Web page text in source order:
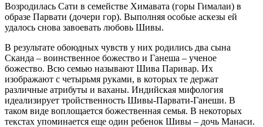
Возродилась Сати в семействе Химавата (горы Гималаи) в
образе Парвати (дочери гор). Выполняя особые аскезы ей
удалось снова завоевать любовь Шивы.
В результате обоюдных чувств у них родились два сына
Сканда – воинственное божество и Ганеша – ученое
божество. Всю семью называют Шива Паривар. Их
изображают с четырьмя руками, в которых те держат
различные атрибуты и ваханы. Индийская мифология
идеализирует тройственность Шивы-Парвати-Ганеши. В
таком виде воплощается божественная семья. В некоторых
текстах упоминается еще один ребенок Шивы – дочь Манаси.